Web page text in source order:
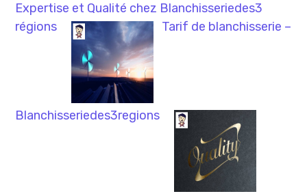
Expertise et Qualité chez Blanchisseriedes3
régions
Tarif de blanchisserie –
Blanchisseriedes3regions